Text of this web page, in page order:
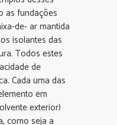
as fundações
de- ar mantida
isolantes das
Todos estes
de
Cada uma das
em
exterior)
como seja a